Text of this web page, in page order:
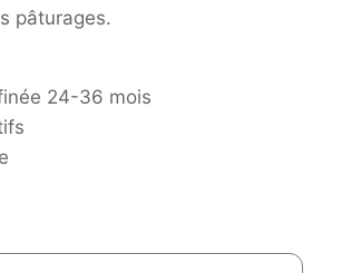
pâturages.
24-36 mois